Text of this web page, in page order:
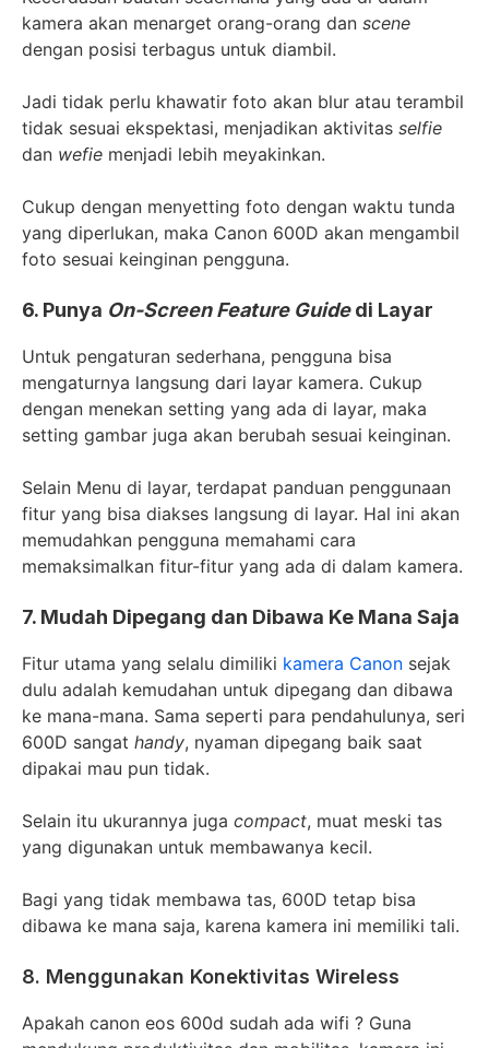
kamera akan menarget orang-orang dan scene
dengan posisi terbagus untuk diambil.
Jadi tidak perlu khawatir foto akan blur atau terambil
tidak sesuai ekspektasi, menjadikan aktivitas selfie
dan wefie menjadi lebih meyakinkan.
Cukup dengan menyetting foto dengan waktu tunda
yang diperlukan, maka Canon 600D akan mengambil
foto sesuai keinginan pengguna.
6. Punya On-Screen Feature Guidedi Layar
Untuk pengaturan sederhana, pengguna bisa
mengaturnya langsung dari layar kamera. Cukup
dengan menekan setting yang ada di layar, maka
setting gambar juga akan berubah sesuai keinginan.
Selain Menu di layar, terdapat panduan penggunaan
fitur yang bisa diakses langsung di layar. Hal ini akan
memudahkan pengguna memahami cara
memaksimalkan fitur-fitur yang ada di dalam kamera.
7. Mudah Dipegang dan Dibawa Ke Mana Saja
Fitur utama yang selalu dimiliki kamera Canon sejak
dulu adalah kemudahan untuk dipegang dan dibawa
ke mana-mana. Sama seperti para pendahulunya, seri
600D sangat handy, nyaman dipegang baik saat
dipakai mau pun tidak.
Selain itu ukurannya juga compact, muat meski tas
yang digunakan untuk membawanya kecil.
Bagi yang tidak membawa tas, 600D tetap bisa
dibawa ke mana saja, karena kamera ini memiliki tali.
8. Menggunakan Konektivitas Wireless
Apakah canon eos 600d sudah ada wifi ? Guna